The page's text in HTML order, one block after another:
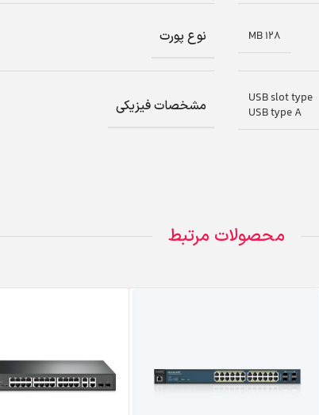
128 MB نوع پورت
USB slot type
USB type A
مشخصات فیزیکی
محصولات مرتبط